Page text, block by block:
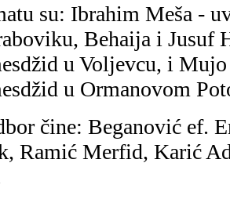
su: Ibrahim Meša -
Behaija i Jusuf
u Voljevcu, i
u Ormanovom
čine: Beganović ef.
Ramić Merfid, Karić